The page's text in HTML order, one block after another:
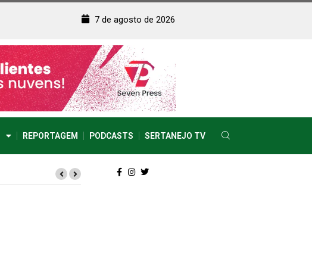
7 de agosto de 2026
REPORTAGEM PODCASTS SERTANEJO TV